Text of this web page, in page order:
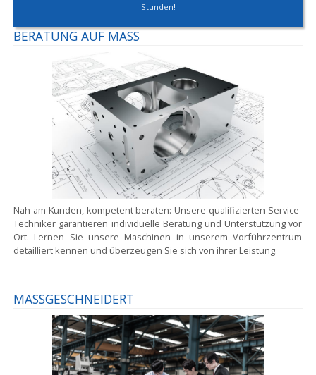
Stunden!
BERATUNG AUF MASS
Nah am Kunden, kompetent beraten: Unsere qualifizierten Service-
Techniker garantieren individuelle Beratung und Unterstützung vor
Ort. Lernen Sie unsere Maschinen in unserem Vorführzentrum
detailliert kennen und überzeugen Sie sich von ihrer Leistung.
MASSGESCHNEIDERT